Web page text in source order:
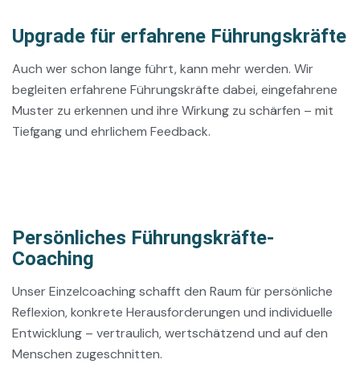
Upgrade für erfahrene Führungskräfte
Auch wer schon lange führt, kann mehr werden. Wir
begleiten erfahrene Führungskräfte dabei, eingefahrene
Muster zu erkennen und ihre Wirkung zu schärfen – mit
Tiefgang und ehrlichem Feedback.
Persönliches Führungskräfte-
Coaching
Unser Einzelcoaching schafft den Raum für persönliche
Reflexion, konkrete Herausforderungen und individuelle
Entwicklung – vertraulich, wertschätzend und auf den
Menschen zugeschnitten.